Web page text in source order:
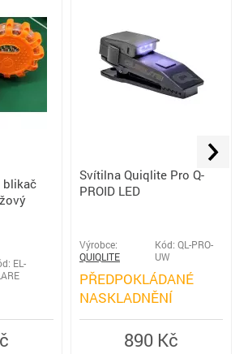
blikač
EL-
Svítilna Quiqlite Pro Q-
PROID LED
Výrobce:
QUIQLITE
Kód: QL-PRO-
UW
PŘEDPOKLÁDANÉ
NASKLADNĚNÍ
890 Kč